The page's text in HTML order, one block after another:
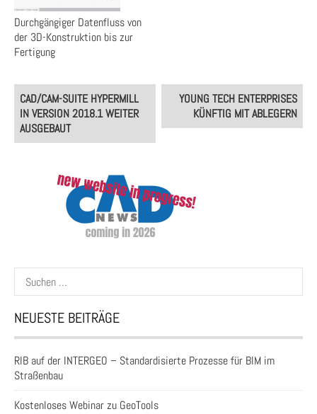
Durchgängiger Datenfluss von
der 3D-Konstruktion bis zur
Fertigung
Post
navigation
CAD/CAM-SUITE HYPERMILL
IN VERSION 2018.1 WEITER
AUSGEBAUT
YOUNG TECH ENTERPRISES
KÜNFTIG MIT ABLEGERN
Suchen
nach:
NEUESTE BEITRÄGE
RIB auf der INTERGEO – Standardisierte Prozesse für BIM im
Straßenbau
Kostenloses Webinar zu GeoTools